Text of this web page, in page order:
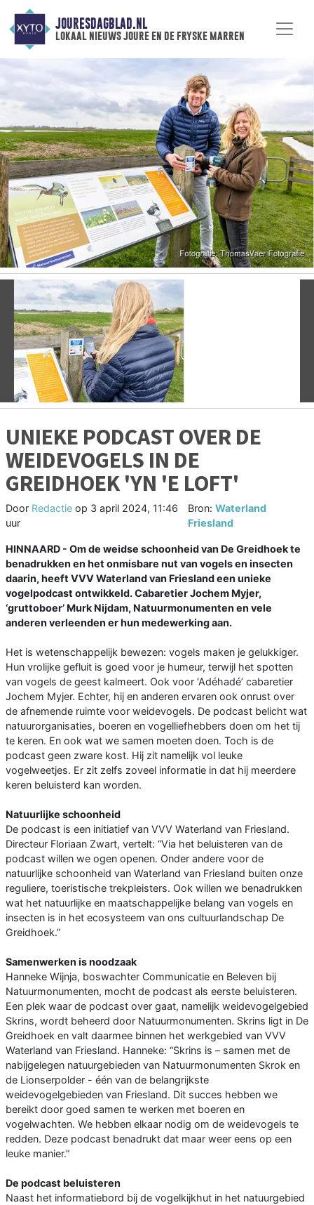
JOURESDAGBLAD.NL
lokaal nieuws joure en de fryske marren
Vorige
UNIEKE PODCAST OVER DE
WEIDEVOGELS IN DE
GREIDHOEK 'YN 'E LOFT'
Door Redactie op 3 april 2024, 11:46
uur
Bron: Waterland
Friesland
HINNAARD - Om de weidse schoonheid van De Greidhoek te
benadrukken en het onmisbare nut van vogels en insecten
daarin, heeft VVV Waterland van Friesland een unieke
vogelpodcast ontwikkeld. Cabaretier Jochem Myjer,
‘gruttoboer’ Murk Nijdam, Natuurmonumenten en vele
anderen verleenden er hun medewerking aan.
Het is wetenschappelijk bewezen: vogels maken je gelukkiger.
Hun vrolijke gefluit is goed voor je humeur, terwijl het spotten
van vogels de geest kalmeert. Ook voor ‘Adéhadé’ cabaretier
Jochem Myjer. Echter, hij en anderen ervaren ook onrust over
de afnemende ruimte voor weidevogels. De podcast belicht wat
natuurorganisaties, boeren en vogelliefhebbers doen om het tij
te keren. En ook wat we samen moeten doen. Toch is de
podcast geen zware kost. Hij zit namelijk vol leuke
vogelweetjes. Er zit zelfs zoveel informatie in dat hij meerdere
keren beluisterd kan worden.
Natuurlijke schoonheid
De podcast is een initiatief van VVV Waterland van Friesland.
Directeur Floriaan Zwart, vertelt: “Via het beluisteren van de
podcast willen we ogen openen. Onder andere voor de
natuurlijke schoonheid van Waterland van Friesland buiten onze
reguliere, toeristische trekpleisters. Ook willen we benadrukken
wat het natuurlijke en maatschappelijke belang van vogels en
insecten is in het ecosysteem van ons cultuurlandschap De
Greidhoek.”
Samenwerken is noodzaak
Hanneke Wijnja, boswachter Communicatie en Beleven bij
Natuurmonumenten, mocht de podcast als eerste beluisteren.
Een plek waar de podcast over gaat, namelijk weidevogelgebied
Skrins, wordt beheerd door Natuurmonumenten. Skrins ligt in De
Greidhoek en valt daarmee binnen het werkgebied van VVV
Waterland van Friesland. Hanneke: “Skrins is – samen met de
nabijgelegen natuurgebieden van Natuurmonumenten Skrok en
de Lionserpolder - één van de belangrijkste
weidevogelgebieden van Friesland. Dit succes hebben we
bereikt door goed samen te werken met boeren en
vogelwachten. We hebben elkaar nodig om de weidevogels te
redden. Deze podcast benadrukt dat maar weer eens op een
leuke manier.”
De podcast beluisteren
Naast het informatiebord bij de vogelkijkhut in het natuurgebied